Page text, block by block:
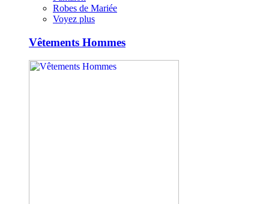
Robes de Mariée
Voyez plus
Vêtements Hommes